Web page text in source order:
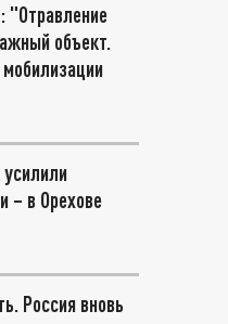
"Отравление
объект.
– в Орехове
Россия вновь